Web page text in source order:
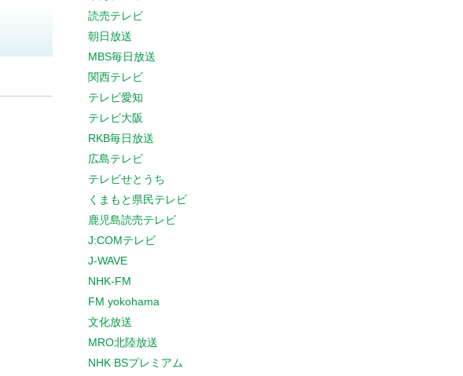
読売テレビ
朝日放送
MBS毎日放送
関西テレビ
テレビ愛知
テレビ大阪
RKB毎日放送
広島テレビ
テレビせとうち
くまもと県民テレビ
鹿児島読売テレビ
J:COMテレビ
J-WAVE
NHK-FM
FM yokohama
文化放送
MRO北陸放送
NHK BSプレミアム